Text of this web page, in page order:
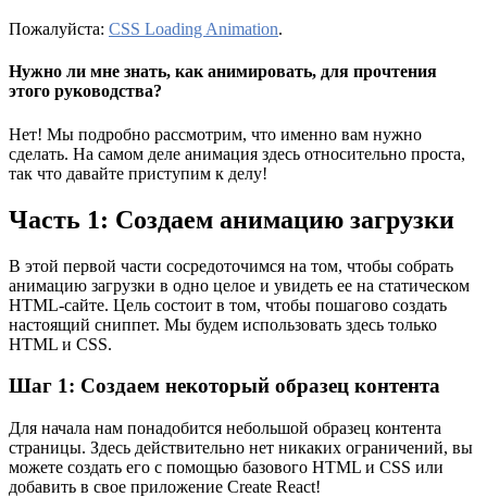
Пожалуйста: CSS Loading Animation.
Нужно ли мне знать, как анимировать, для прочтения
этого руководства?
Нет! Мы подробно рассмотрим, что именно вам нужно
сделать. На самом деле анимация здесь относительно проста,
так что давайте приступим к делу!
Часть 1: Создаем анимацию загрузки
В этой первой части сосредоточимся на том, чтобы собрать
анимацию загрузки в одно целое и увидеть ее на статическом
HTML-сайте. Цель состоит в том, чтобы пошагово создать
настоящий сниппет. Мы будем использовать здесь только
HTML и CSS.
Шаг 1: Создаем некоторый образец контента
Для начала нам понадобится небольшой образец контента
страницы. Здесь действительно нет никаких ограничений, вы
можете создать его с помощью базового HTML и CSS или
добавить в свое приложение Create React!